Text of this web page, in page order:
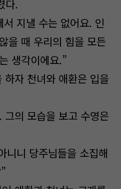
다.
지낼 수는 없어요. 인
을 때 우리의 힘을 모든
생각이에요.”
자 천녀와 애환은 입을
의 모습을 보고 수영은
니니 당주님들을 소집해